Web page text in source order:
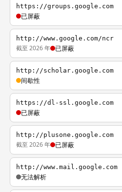
https://groups.google.com
已屏蔽
http://www.google.com/ncr
截至 2026 年 已屏蔽
http://scholar.google.com
间歇性
https://dl-ssl.google.com
已屏蔽
http://plusone.google.com
截至 2026 年 已屏蔽
http://www.mail.google.com
无法解析